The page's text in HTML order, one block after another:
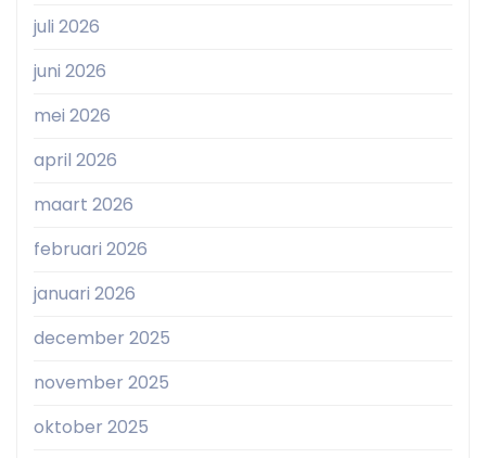
juli 2026
juni 2026
mei 2026
april 2026
maart 2026
februari 2026
januari 2026
december 2025
november 2025
oktober 2025